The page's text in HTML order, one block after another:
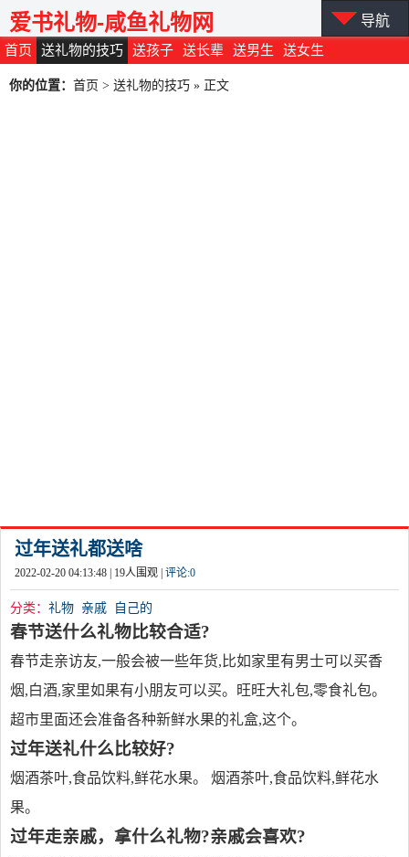
首页 送礼物的技巧 送孩子 送长辈 送男生 送女生
爱书礼物-咸鱼礼物网 导航
你的位置： 首页 > 送礼物的技巧 » 正文
过年送礼都送啥
2022-02-20 04:13:48 | 19人围观 | 评论:0
分类： 礼物 亲戚 自己的
春节送什么礼物比较合适?
春节走亲访友,一般会被一些年货,比如家里有男士可以买香
烟,白酒,家里如果有小朋友可以买。旺旺大礼包,零食礼包。
超市里面还会准备各种新鲜水果的礼盒,这个。
过年送礼什么比较好?
烟酒茶叶,食品饮料,鲜花水果。 烟酒茶叶,食品饮料,鲜花水
果。
过年走亲戚，拿什么礼物?亲戚会喜欢?